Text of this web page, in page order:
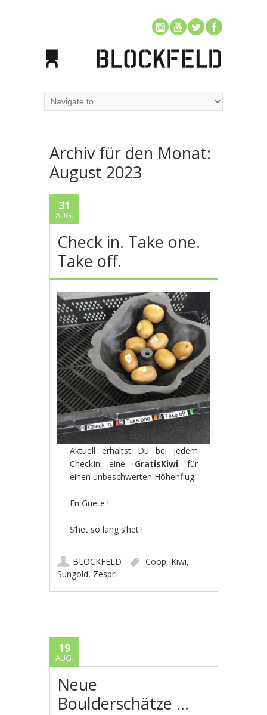
Archiv für den Monat:
August 2023
31
AUG.
Check in. Take one.
Take off.
Aktuell erhältst Du bei jedem
CheckIn eine GratisKiwifür
einen unbeschwerten Höhenflug.
En Guete !
S’het so lang s’het !
BLOCKFELD Coop, Kiwi,
Sungold, Zespri
19
AUG.
Neue
Boulderschätze …